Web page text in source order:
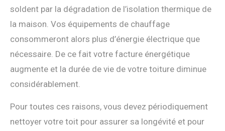
soldent par la dégradation de l’isolation thermique de
la maison. Vos équipements de chauffage
consommeront alors plus d’énergie électrique que
nécessaire. De ce fait votre facture énergétique
augmente et la durée de vie de votre toiture diminue
considérablement.
Pour toutes ces raisons, vous devez périodiquement
nettoyer votre toit pour assurer sa longévité et pour